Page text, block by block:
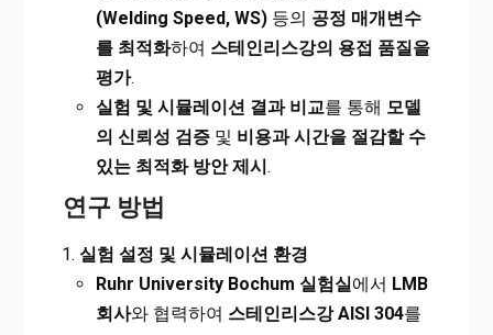
(Welding Speed, WS)등의 공정 매개변수
를 최적화하여 스테인리스강의 용접 품질을
평가.
실험 및 시뮬레이션 결과 비교를 통해 모델
의 신뢰성 검증및 비용과 시간을 절감할 수
있는 최적화 방안 제시.
연구 방법
실험 설정 및 시뮬레이션 환경
Ruhr University Bochum 실험실에서 LMB
회사와 협력하여 스테인리스강 AISI 304를